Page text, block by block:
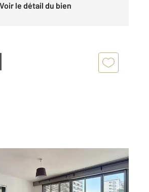
Voir le détail du bien